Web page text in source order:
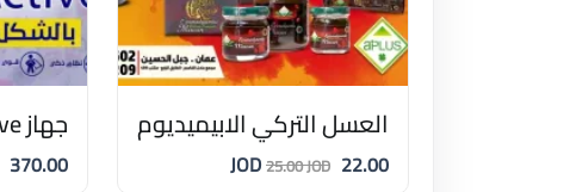
العسل التركي الابيميديوم
22.00 JOD
25.00 JOD
جهاز Active الألماني
370.00 JOD